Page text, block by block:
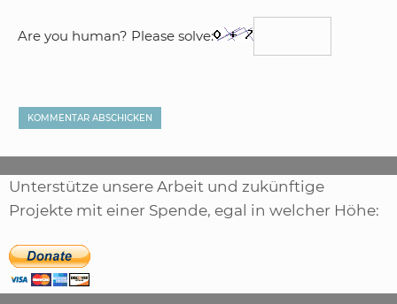
Are you human? Please solve:
Unterstütze unsere Arbeit und zukünftige
Projekte mit einer Spende, egal in welcher Höhe: